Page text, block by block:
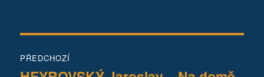
pro
PŘEDCHOZÍ